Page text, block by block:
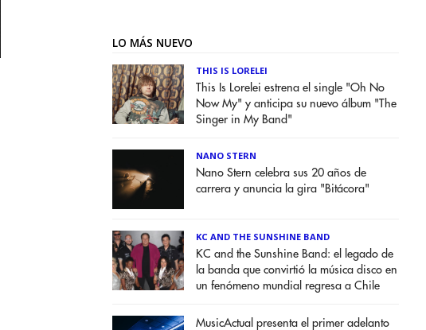
LO MÁS NUEVO
THIS IS LORELEI
This Is Lorelei estrena el single "Oh No
Now My" y anticipa su nuevo álbum "The
Singer in My Band"
NANO STERN
Nano Stern celebra sus 20 años de
carrera y anuncia la gira "Bitácora"
KC AND THE SUNSHINE BAND
KC and the Sunshine Band: el legado de
la banda que convirtió la música disco en
un fenómeno mundial regresa a Chile
MusicActual presenta el primer adelanto